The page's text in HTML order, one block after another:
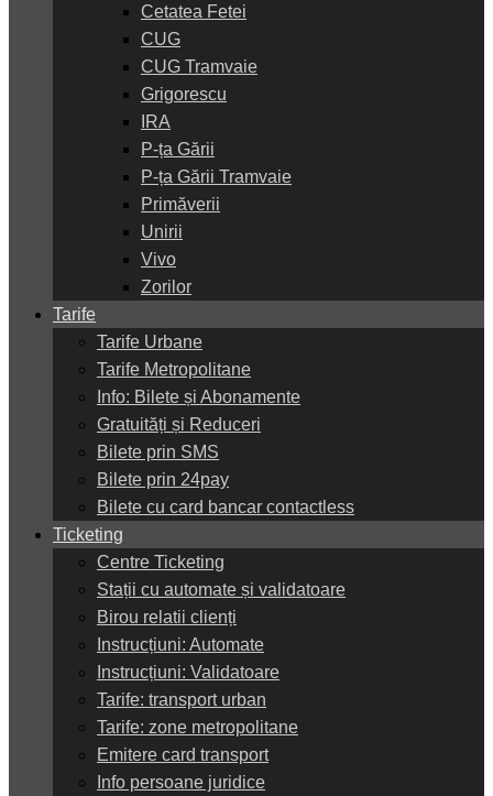
Cetatea Fetei
CUG
CUG Tramvaie
Grigorescu
IRA
P-ța Gării
P-ța Gării Tramvaie
Primăverii
Unirii
Vivo
Zorilor
Tarife
Tarife Urbane
Tarife Metropolitane
Info: Bilete și Abonamente
Gratuități și Reduceri
Bilete prin SMS
Bilete prin 24pay
Bilete cu card bancar contactless
Ticketing
Centre Ticketing
Stații cu automate și validatoare
Birou relatii clienți
Instrucțiuni: Automate
Instrucțiuni: Validatoare
Tarife: transport urban
Tarife: zone metropolitane
Emitere card transport
Info persoane juridice